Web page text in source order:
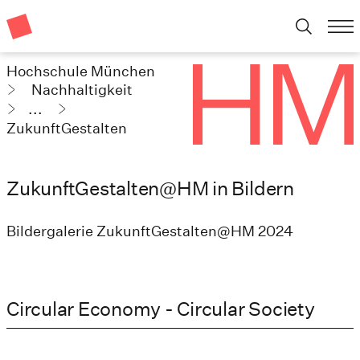
Hochschule München
Nachhaltigkeit
...
ZukunftGestalten
ZukunftGestalten@HM in Bildern
Bildergalerie ZukunftGestalten@HM 2024
Circular Economy - Circular Society